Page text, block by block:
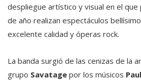
despliegue artístico y visual en el que
de año realizan espectáculos
excelente calidad y óperas rock.
La banda surgió de las cenizas de la
grupo Savatage por los músicos